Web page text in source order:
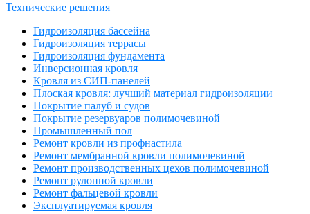
Технические решения
Гидроизоляция бассейна
Гидроизоляция террасы
Гидроизоляция фундамента
Инверсионная кровля
Кровля из СИП-панелей
Плоская кровля: лучший материал гидроизоляции
Покрытие палуб и судов
Покрытие резервуаров полимочевиной
Промышленный пол
Ремонт кровли из профнастила
Ремонт мембранной кровли полимочевиной
Ремонт производственных цехов полимочевиной
Ремонт рулонной кровли
Ремонт фальцевой кровли
Эксплуатируемая кровля